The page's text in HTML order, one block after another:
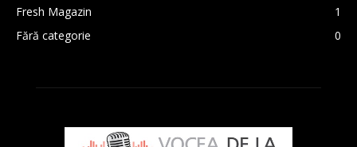
Fresh Magazin
1
Fără categorie
0